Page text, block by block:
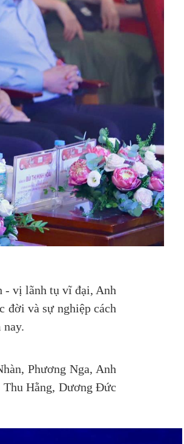
- vị lãnh tụ vĩ đại, Anh
đời và sự nghiệp cách
Phương Nga, Anh
Thu Hằng, Dương Đức